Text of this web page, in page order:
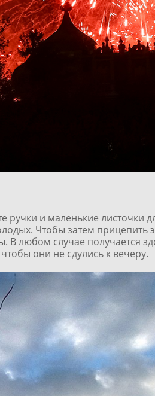
и маленькие листочки
Чтобы затем прицепить
В любом случае получается
они не сдулись к вечеру.